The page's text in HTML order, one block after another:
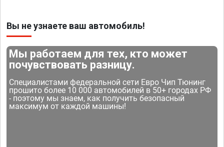
Вы не узнаете ваш автомобиль!
Мы работаем для тех, кто может
почувствовать разницу.
Специалистами федеральной сети Евро Чип Тюнинг
прошито более 10 000 автомобилей в 50+ городах РФ
- поэтому мы знаем, как получить безопасный
максимум от каждой машины!